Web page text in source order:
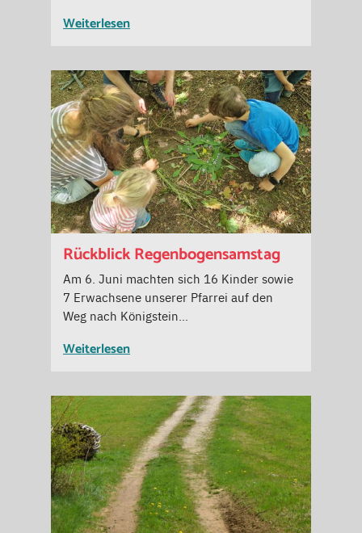
Weiterlesen
Rückblick Regenbogensamstag
Am 6. Juni machten sich 16 Kinder sowie
7 Erwachsene unserer Pfarrei auf den
Weg nach Königstein…
Weiterlesen